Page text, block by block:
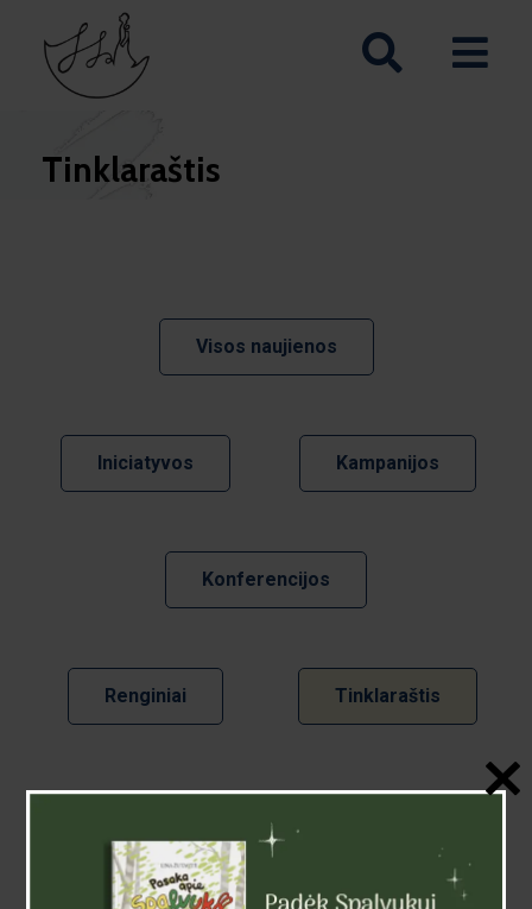
Tinklaraštis
Visos naujienos
Iniciatyvos Kampanijos
Konferencijos
Renginiai Tinklaraštis